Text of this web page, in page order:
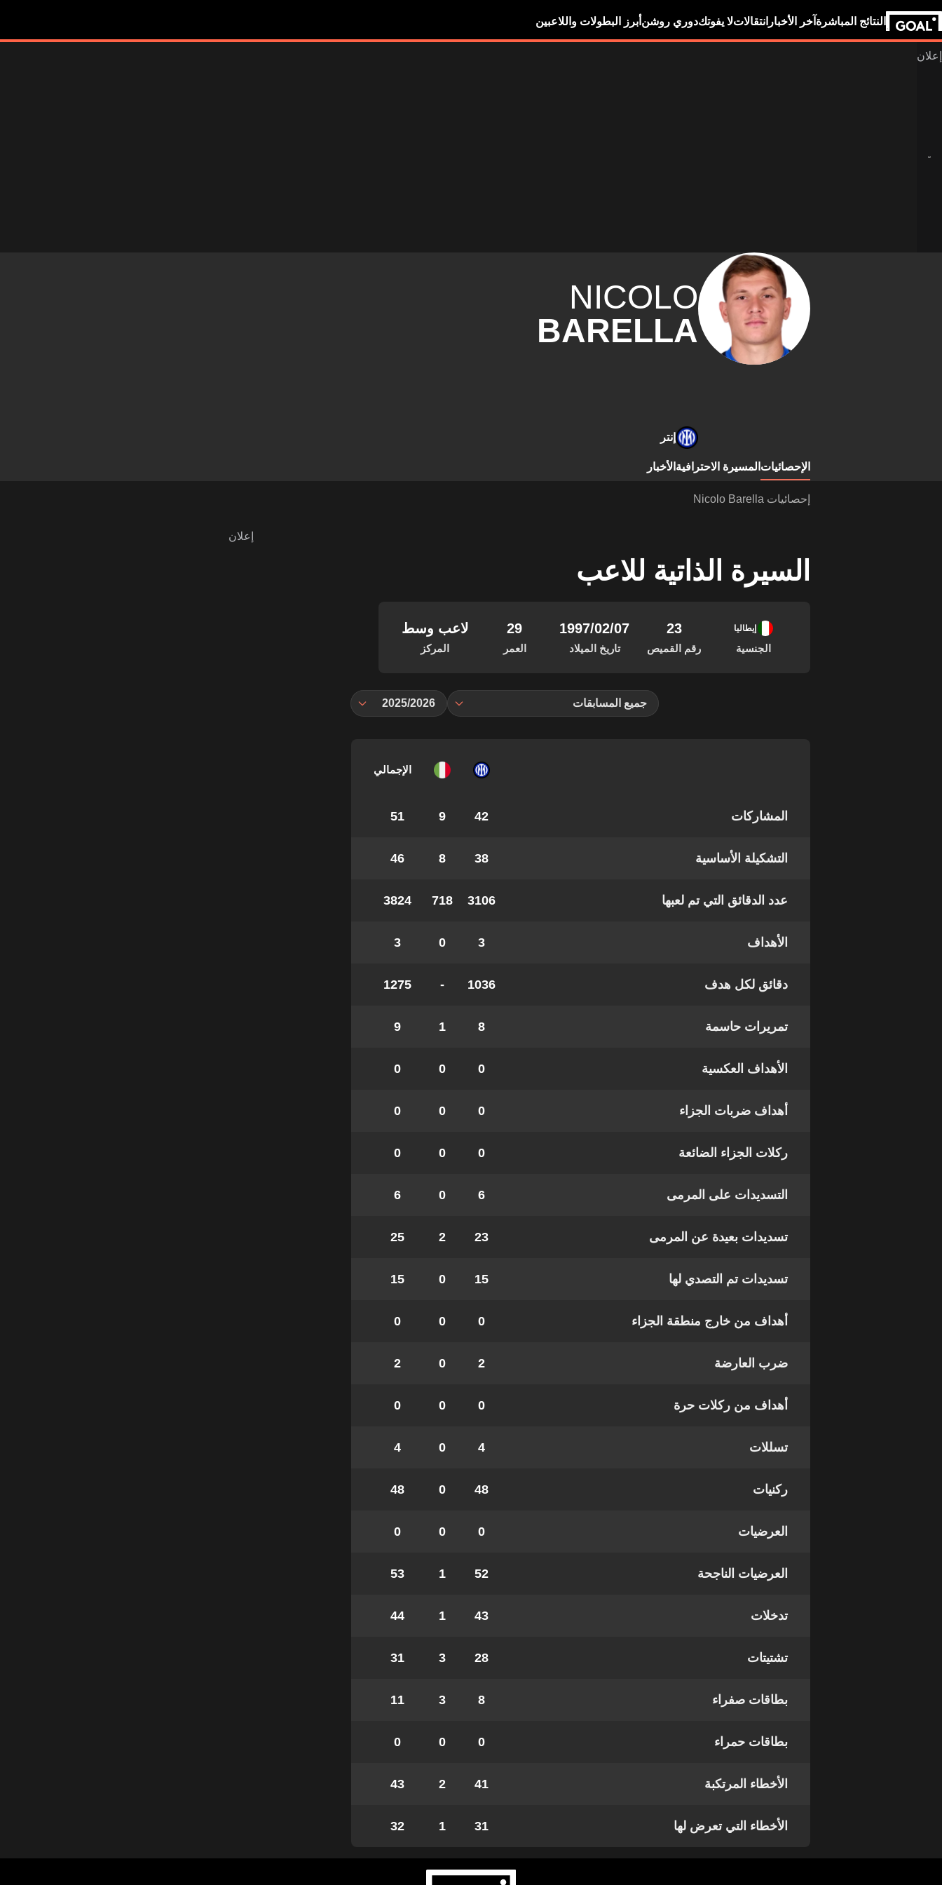
النتائج المباشرة آخر الأخبار انتقالاتلا يفوتكدوري روشن أبرز البطولات واللاعبين
NICOLO
BARELLA
إنتر
الإحصائيات المسيرة الاحترافية الأخبار
إحصائيات Nicolo Barella
السيرة الذاتية للاعب
إيطاليا
الجنسية
23
رقم القميص
07‏/02‏/1997
تاريخ الميلاد
29
العمر
لاعب وسط
المركز
جميع المسابقات 2025/2026
الإجمالي
المشاركات 42
9
51
التشكيلة الأساسية 38
8
46
عدد الدقائق التي تم لعبها 3106
718
3824
الأهداف 3
0
3
دقائق لكل هدف 1036
-
1275
تمريرات حاسمة 8
1
9
الأهداف العكسية 0
0
0
أهداف ضربات الجزاء 0
0
0
ركلات الجزاء الضائعة 0
0
0
التسديدات على المرمى 6
0
6
تسديدات بعيدة عن المرمى 23
2
25
تسديدات تم التصدي لها 15
0
15
أهداف من خارج منطقة الجزاء 0
0
0
ضرب العارضة 2
0
2
أهداف من ركلات حرة 0
0
0
تسللات 4
0
4
ركنيات 48
0
48
العرضيات 0
0
0
العرضيات الناجحة 52
1
53
تدخلات 43
1
44
تشتيتات 28
3
31
بطاقات صفراء 8
3
11
بطاقات حمراء 0
0
0
الأخطاء المرتكبة 41
2
43
الأخطاء التي تعرض لها 31
1
32